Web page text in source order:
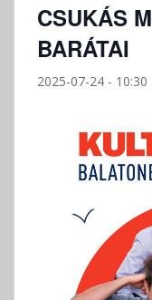
CSUKÁS
BARÁTAI
2025-07-24 - 10:30